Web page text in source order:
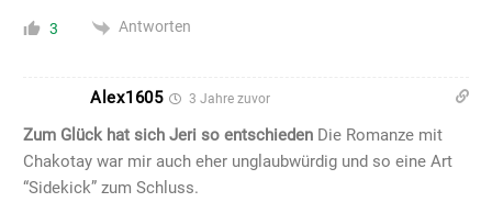
3 Antworten
Alex1605 3 Jahre zuvor
Zum Glück hat sich Jeri so entschieden Die Romanze mit
Chakotay war mir auch eher unglaubwürdig und so eine Art
“Sidekick” zum Schluss.